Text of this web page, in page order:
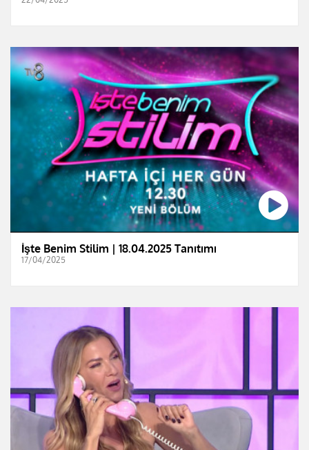
İşte Benim Stilim | 18.04.2025 Tanıtımı
17/04/2025